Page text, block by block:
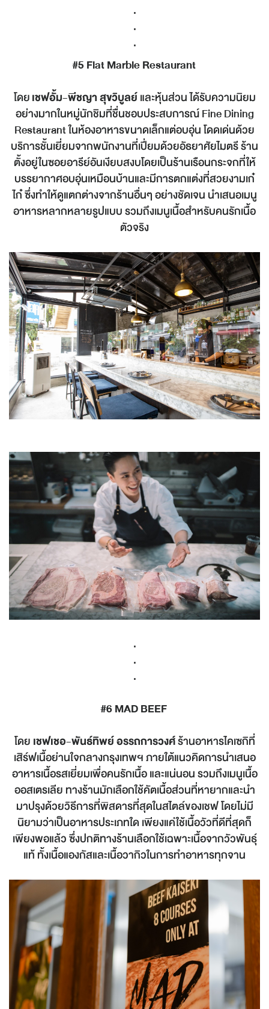
.
.
.
#5 Flat Marble Restaurant
โดยเชฟอั้ม-พีชญา สุขวิบูลย์และหุ้นส่วน ได้รับความนิยม
อย่างมากในหมู่นักชิมที่ชื่นชอบประสบการณ์ Fine Dining
Restaurant ในห้องอาหารขนาดเล็กแต่อบอุ่น โดดเด่นด้วย
บริการชั้นเยี่ยมจากพนักงานที่เปี่ยมด้วยอัธยาศัยไมตรี ร้าน
ตั้งอยู่ในซอยอารีย์อันเงียบสงบโดยเป็นร้านเรือนกระจกที่ให้
บรรยากาศอบอุ่นเหมือนบ้านและมีการตกแต่งที่สวยงามเก๋
ไก๋ ซึ่งทำให้ดูแตกต่างจากร้านอื่นๆ อย่างชัดเจน นำเสนอเมนู
อาหารหลากหลายรูปแบบ รวมถึงเมนูเนื้อสำหรับคนรักเนื้อ
ตัวจริง
.
.
.
#6MAD BEEF
โดย เชฟเชอ-พันธ์ทิพย์ อรรถการวงศ์ร้านอาหารไคเซกิที่
เสิร์ฟเนื้อย่านใจกลางกรุงเทพฯ ภายใต้แนวคิดการนำเสนอ
อาหารเนื้อรสเยี่ยมเพื่อคนรักเนื้อ และแน่นอน รวมถึงเมนูเนื้อ
ออสเตรเลีย ทางร้านมักเลือกใช้คัตเนื้อส่วนที่หายากและนำ
มาปรุงด้วยวิธีการที่พิสดารที่สุดในสไตล์ของเชฟ โดยไม่มี
นิยามว่าเป็นอาหารประเภทใด เพียงแค่ใช้เนื้อวัวที่ดีที่สุดก็
เพียงพอแล้ว ซึ่งปกติทางร้านเลือกใช้เฉพาะเนื้อจากวัวพันธุ์
แท้ ทั้งเนื้อแองกัสและเนื้อวากิวในการทำอาหารทุกจาน